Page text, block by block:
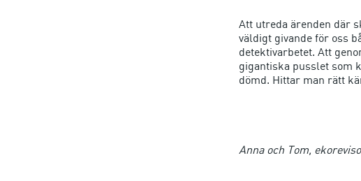
Att utreda ärenden där
väldigt givande för oss
detektivarbetet. Att
gigantiska pusslet som
dömd. Hittar man rätt
Anna och Tom,